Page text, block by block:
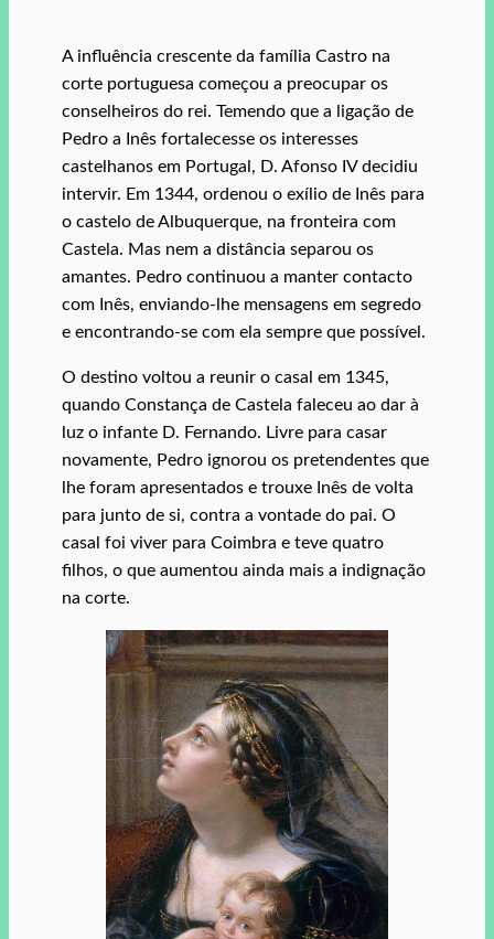
A influência crescente da família Castro na
corte portuguesa começou a preocupar os
conselheiros do rei. Temendo que a ligação de
Pedro a Inês fortalecesse os interesses
castelhanos em Portugal, D. Afonso IV decidiu
intervir. Em 1344, ordenou o exílio de Inês para
o castelo de Albuquerque, na fronteira com
Castela. Mas nem a distância separou os
amantes. Pedro continuou a manter contacto
com Inês, enviando-lhe mensagens em segredo
e encontrando-se com ela sempre que possível.
O destino voltou a reunir o casal em 1345,
quando Constança de Castela faleceu ao dar à
luz o infante D. Fernando. Livre para casar
novamente, Pedro ignorou os pretendentes que
lhe foram apresentados e trouxe Inês de volta
para junto de si, contra a vontade do pai. O
casal foi viver para Coimbra e teve quatro
filhos, o que aumentou ainda mais a indignação
na corte.